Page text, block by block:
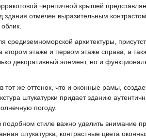
черепичной крышей
здания отмечен выразительным
средиземноморской архитектуры,
этаже и первом этаже справа, а
декоративный элемент, но и
же оттенок, что и оконные рамы,
штукатурки придает зданию
погоду.
подобном стиле важно уделить внимание
штукатурка, контрастные цвета